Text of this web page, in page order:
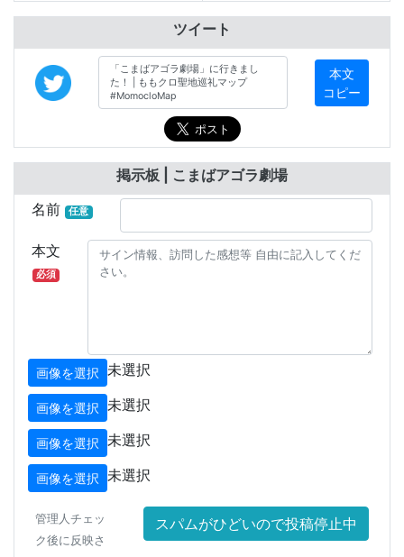
ツイート
本文
コピー
掲示板 | こまばアゴラ劇場
名前
任意
本文
必須
画像を選択 未選択
画像を選択 未選択
画像を選択 未選択
画像を選択 未選択
管理人チェッ
ク後に反映さ
スパムがひどいので投稿停止中